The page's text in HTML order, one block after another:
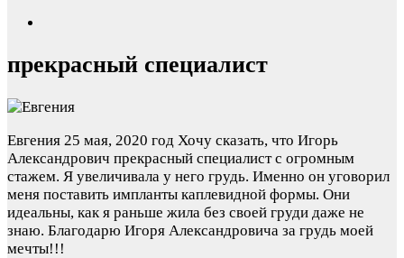
прекрасный специалист
Евгения 25 мая, 2020 год Хочу сказать, что Игорь
Александрович прекрасный специалист с огромным
стажем. Я увеличивала у него грудь. Именно он уговорил
меня поставить импланты каплевидной формы. Они
идеальны, как я раньше жила без своей груди даже не
знаю. Благодарю Игоря Александровича за грудь моей
мечты!!!